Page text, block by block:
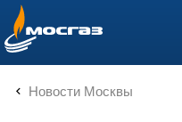
info@mos-gaz.ru
Новости Москвы